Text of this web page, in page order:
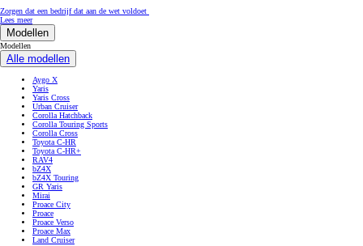
Zorgen dat een bedrijf dat aan de wet voldoet
Lees meer
Modellen
Modellen
Alle modellen
Aygo X
Yaris
Yaris Cross
Urban Cruiser
Corolla Hatchback
Corolla Touring Sports
Corolla Cross
Toyota C-HR
Toyota C-HR+
RAV4
bZ4X
bZ4X Touring
GR Yaris
Mirai
Proace City
Proace
Proace Verso
Proace Max
Land Cruiser